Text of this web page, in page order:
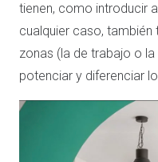
tienen, como introducir
cualquier caso, también
zonas (la de trabajo o
potenciar y diferenciar